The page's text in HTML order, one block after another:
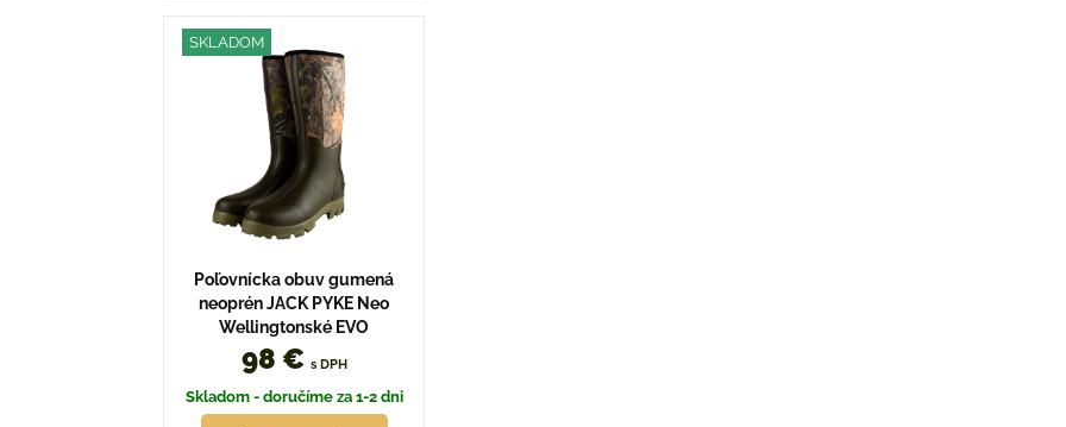
SKLADOM
Poľovnícka obuv gumená
neoprén JACK PYKE Neo
Wellingtonské EVO
98 € s DPH
Skladom - doručíme za 1-2 dni